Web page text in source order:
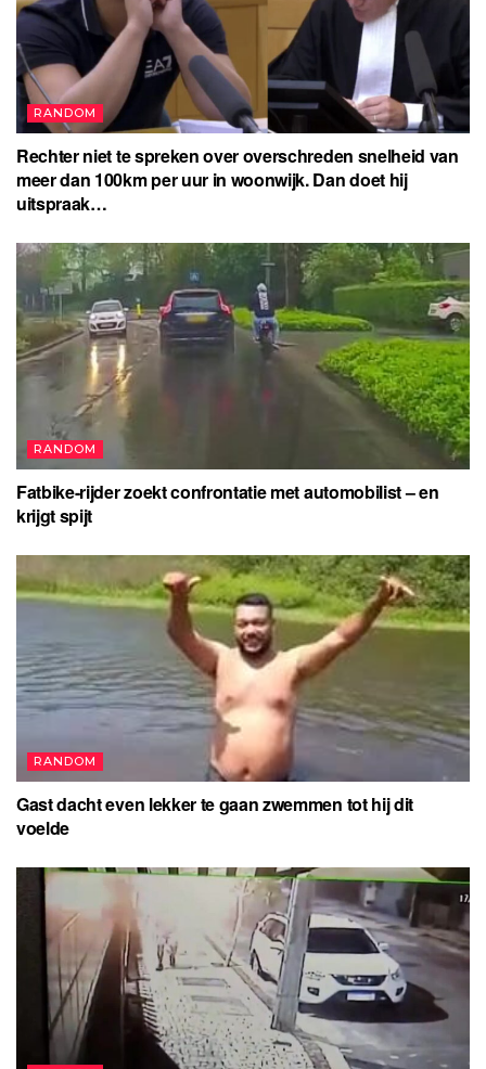
RANDOM
Rechter niet te spreken over overschreden snelheid van
meer dan 100km per uur in woonwijk. Dan doet hij
uitspraak…
RANDOM
Fatbike-rijder zoekt confrontatie met automobilist – en
krijgt spijt
RANDOM
Gast dacht even lekker te gaan zwemmen tot hij dit
voelde